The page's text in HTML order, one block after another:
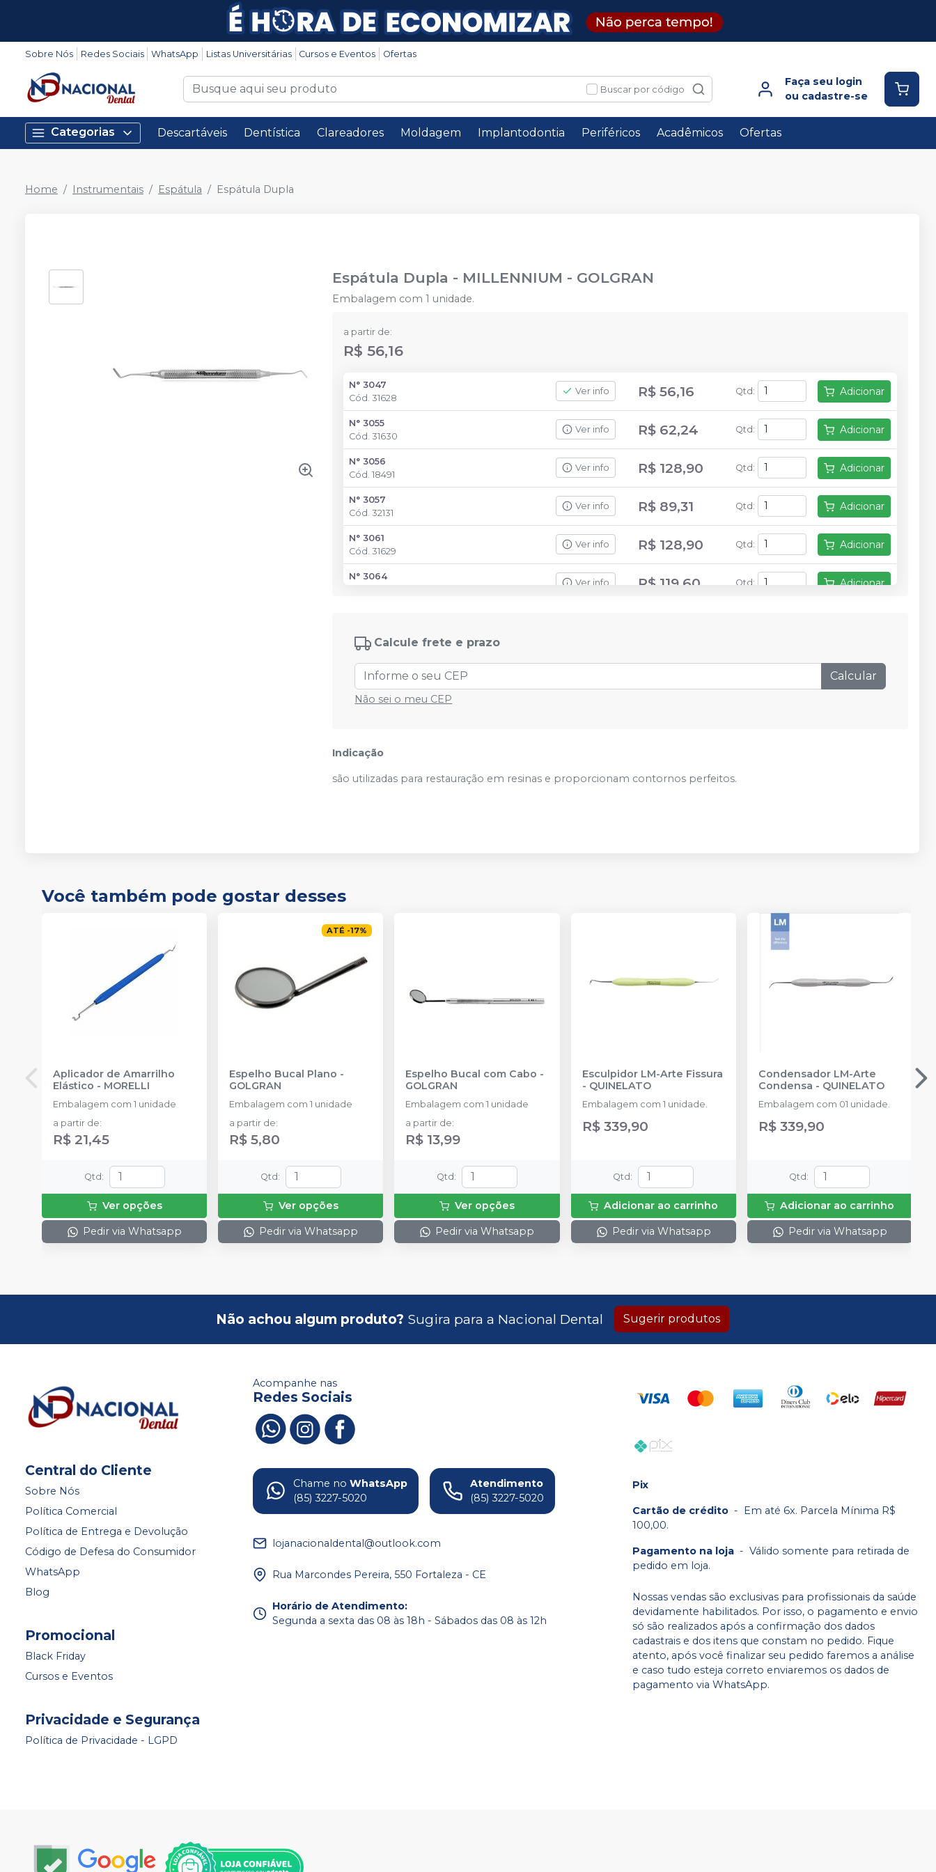
Sobre Nós Redes Sociais WhatsApp Listas Universitárias Cursos e Eventos Ofertas
Buscar por código
Faça seu login
ou cadastre-se
Categorias Descartáveis Dentística Clareadores Moldagem Implantodontia Periféricos Acadêmicos Ofertas
Home Instrumentais Espátula Espátula Dupla
Espátula Dupla - MILLENNIUM - GOLGRAN
Embalagem com 1 unidade.
a partir de:
R$ 56,16
N° 3047
Cód.31628
Ver info R$ 56,16 Qtd : Adicionar
N° 3055
Cód.31630
Ver info R$ 62,24 Qtd : Adicionar
N° 3056
Cód.18491
Ver info R$ 128,90 Qtd : Adicionar
N° 3057
Cód.32131
Ver info R$ 89,31 Qtd : Adicionar
N° 3061
Cód.31629
Ver info R$ 128,90 Qtd : Adicionar
N° 3064
Ver info R$ 119,60 Qtd: Adicionar
N° 3081
Cód.99950 R$ 83,90
Calcule frete e prazo
Calcular
Não sei o meu CEP
Indicação
são utilizadas para restauração em resinas e proporcionam contornos perfeitos.
Você também pode gostar desses
Aplicador de Amarrilho
Elástico - MORELLI
Embalagem com 1 unidade
a partir de:
R$ 21,45
Qtd :
Ver opções
Pedir via Whatsapp
ATÉ -17%
Espelho Bucal Plano -
GOLGRAN
Embalagem com 1 unidade
a partir de:
R$ 5,80
Qtd :
Ver opções
Pedir via Whatsapp
Espelho Bucal com Cabo -
GOLGRAN
Embalagem com 1 unidade
a partir de:
R$ 13,99
Qtd :
Ver opções
Pedir via Whatsapp
Esculpidor LM-Arte Fissura
- QUINELATO
Embalagem com 1 unidade.
R$ 339,90
Qtd :
Adicionar ao carrinho
Pedir via Whatsapp
Condensador LM-Arte
Condensa - QUINELATO
Embalagem com 01 unidade.
R$ 339,90
Qtd :
Adicionar ao carrinho
Pedir via Whatsapp
Não achou algum produto? Sugira para a Nacional Dental Sugerir produtos
Central do Cliente
Sobre Nós
Política Comercial
Política de Entrega e Devolução
Código de Defesa do Consumidor
WhatsApp
Blog
Promocional
Black Friday
Cursos e Eventos
Privacidade e Segurança
Política de Privacidade - LGPD
Acompanhe nas
Redes Sociais
Chame no WhatsApp
(85) 3227-5020
Atendimento
(85) 3227-5020
lojanacionaldental@outlook.com
Rua Marcondes Pereira, 550 Fortaleza - CE
Horário de Atendimento:
Segunda a sexta das 08 às 18h - Sábados das 08 às 12h
Pix
Cartão de crédito - Em até 6x. Parcela Mínima R$
100,00.
Pagamento na loja - Válido somente para retirada de
pedido em loja.
Nossas vendas são exclusivas para profissionais da saúde
devidamente habilitados. Por isso, o pagamento e envio
só são realizados após a confirmação dos dados
cadastrais e dos itens que constam no pedido. Fique
atento, após você finalizar seu pedido faremos a análise
e caso tudo esteja correto enviaremos os dados de
pagamento via WhatsApp.